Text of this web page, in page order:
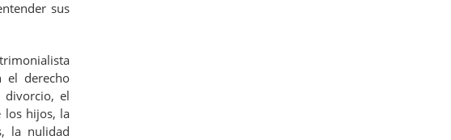
sus
el derecho
divorcio, el
los hijos, la
la nulidad